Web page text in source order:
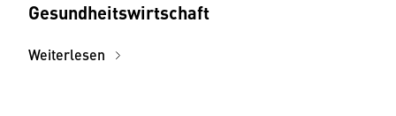
Gesundheitswirtschaft
Weiterlesen